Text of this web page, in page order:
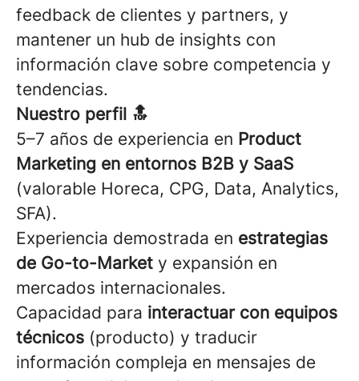
feedback de clientes y partners, y
mantener un hub de insights con
información clave sobre competencia y
tendencias.
Nuestro perfil 🔝
5–7 años de experiencia en Product
Marketing en entornos B2B y SaaS
(valorable Horeca, CPG, Data, Analytics,
SFA).
Experiencia demostrada en estrategias
de Go-to-Market y expansión en
mercados internacionales.
Capacidad para interactuar con equipos
técnicos (producto) y traducir
información compleja en mensajes de